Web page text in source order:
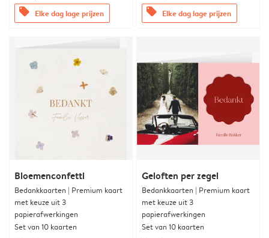
offers Elke dag lage prijzen offers Elke dag lage prijzen
Bloemenconfetti
Bedankkaarten | Premium kaart
met keuze uit 3
papierafwerkingen
Set van 10 kaarten
Geloften per zegel
Bedankkaarten | Premium kaart
met keuze uit 3
papierafwerkingen
Set van 10 kaarten